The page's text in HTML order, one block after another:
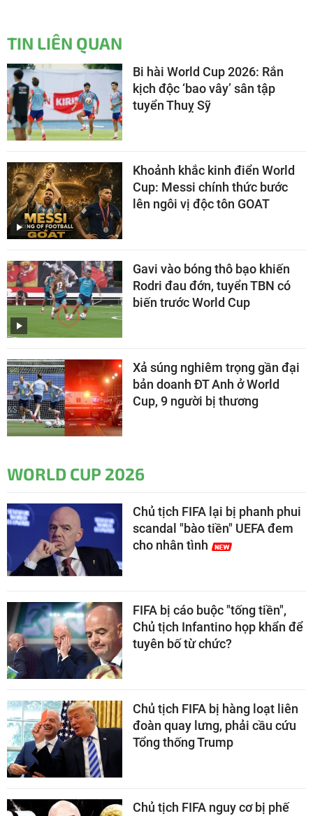
TIN LIÊN QUAN
Bi hài World Cup 2026: Rắn
kịch độc ‘bao vây’ sân tập
tuyển Thuỵ Sỹ
Khoảnh khắc kinh điển World
Cup: Messi chính thức bước
lên ngôi vị độc tôn GOAT
Gavi vào bóng thô bạo khiến
Rodri đau đớn, tuyển TBN có
biến trước World Cup
Xả súng nghiêm trọng gần đại
bản doanh ĐT Anh ở World
Cup, 9 người bị thương
WORLD CUP 2026
Chủ tịch FIFA lại bị phanh phui
scandal "bào tiền" UEFA đem
cho nhân tình
FIFA bị cáo buộc "tống tiền",
Chủ tịch Infantino họp khẩn để
tuyên bố từ chức?
Chủ tịch FIFA bị hàng loạt liên
đoàn quay lưng, phải cầu cứu
Tổng thống Trump
Chủ tịch FIFA nguy cơ bị phế